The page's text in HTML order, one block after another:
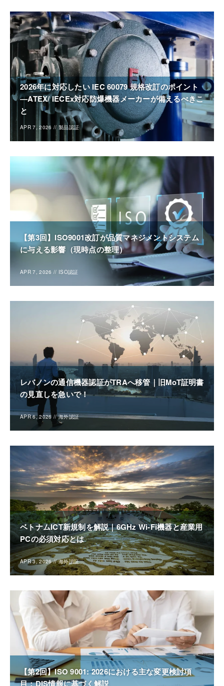
2026年に対応したい IEC 60079 規格改訂のポイント
―ATEX/ IECEx対応防爆機器メーカーが備えるべきこ
と
APR 7, 2026 //製品認証
【第3回】ISO9001改訂が品質マネジメントシステム
に与える影響（現時点の整理）
APR 7, 2026 // ISO認証
レバノンの通信機器認証がTRAへ移管｜旧MoT証明書
の見直しを急いで！
APR 6, 2026 //海外認証
ベトナムICT新規制を解説｜6GHz Wi-Fi機器と産業用
PCの必須対応とは
APR 3, 2026 //海外認証
【第2回】ISO 9001: 2026における主な変更検討項
目：DIS情報に基づく解説